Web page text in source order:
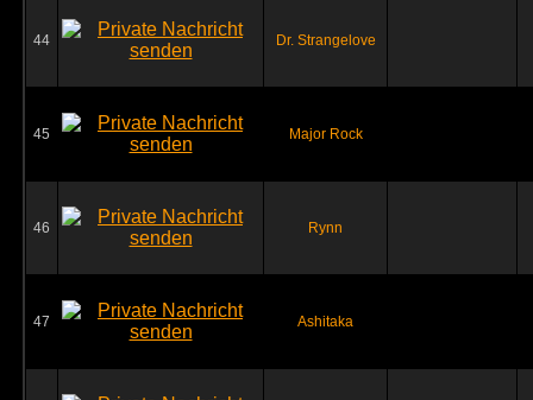
44 Dr. Strangelove
45 Major Rock
46 Rynn
47 Ashitaka